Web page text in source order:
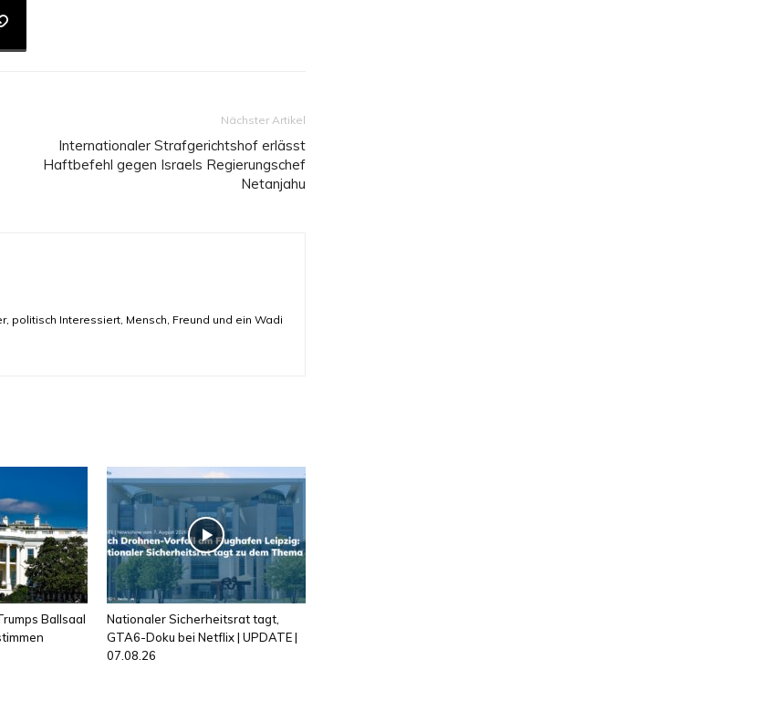
Nächster Artikel
Internationaler Strafgerichtshof erlässt
Haftbefehl gegen Israels Regierungschef
Netanjahu
politisch Interessiert, Mensch, Freund und ein Wadi
Ballsaal
Nationaler Sicherheitsrat tagt,
GTA6-Doku bei Netflix | UPDATE |
07.08.26